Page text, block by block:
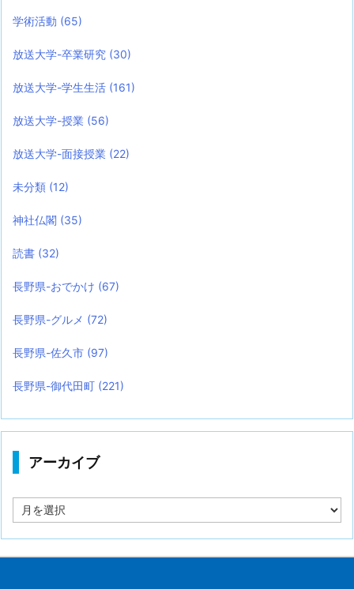
学術活動 (65)
放送大学-卒業研究 (30)
放送大学-学生生活 (161)
放送大学-授業 (56)
放送大学-面接授業 (22)
未分類 (12)
神社仏閣 (35)
読書 (32)
長野県-おでかけ (67)
長野県-グルメ (72)
長野県-佐久市 (97)
長野県-御代田町 (221)
アーカイブ
ー